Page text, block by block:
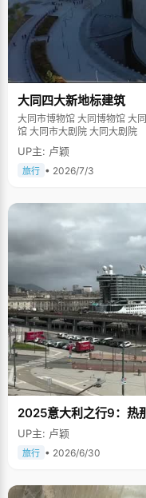
大同四大新地标建筑
大同市博物馆 大同博物馆 大同市美术馆 大同美术馆 大同市图书馆 大同图书
馆 大同市大剧院 大同大剧院
UP主: 卢颖
旅行 • 2026/7/3
2025意大利之行9：热
UP主: 卢颖
旅行 • 2026/6/30